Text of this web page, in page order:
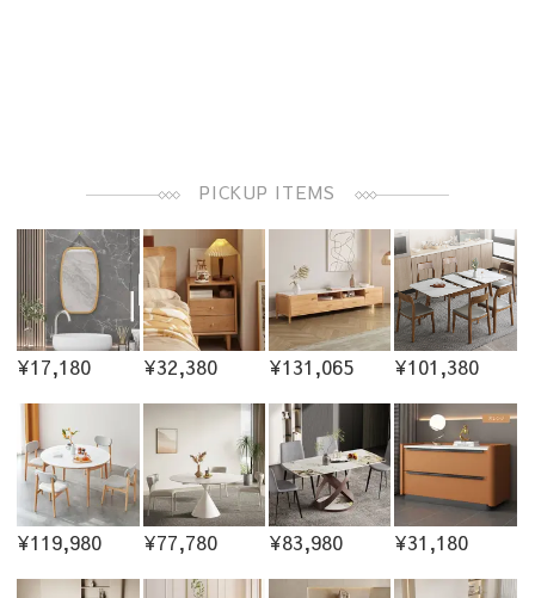
PICKUP ITEMS
¥17,180 ¥32,380 ¥131,065 ¥101,380
¥119,980 ¥77,780 ¥83,980 ¥31,180